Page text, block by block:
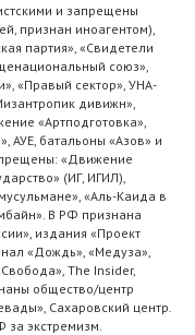
и запрещены
признан иноагентом),
партия», «Свидетели
союз»,
«Правый сектор», УНА-
дивижн»,
«Артподготовка»,
АУЕ, батальоны «Азов» и
«Движение
(ИГ, ИГИЛ),
«Аль-Каида в
В РФ признана
издания «Проект
«Дождь», «Медуза»,
The Insider,
общество/центр
Сахаровский центр.
экстремизм.